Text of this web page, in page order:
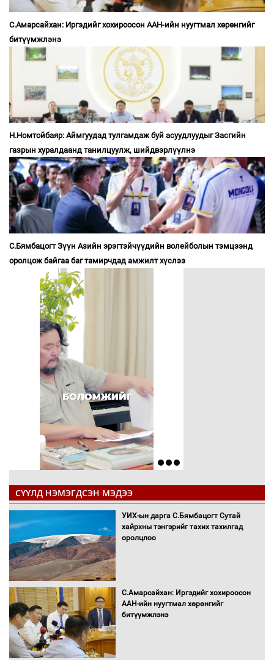
С.Амарсайхан: Иргэдийг хохироосон ААН-ийн нуугтмал хөрөнгийг
битүүмжлэнэ
Н.Номтойбаяр: Аймгуудад тулгамдаж буй асуудлуудыг Засгийн
газрын хуралдаанд танилцуулж, шийдвэрлүүлнэ
С.Бямбацогт Зүүн Азийн эрэгтэйчүүдийн волейболын тэмцээнд
оролцож байгаа баг тамирчдад амжилт хүслээ
СҮҮЛД НЭМЭГДСЭН МЭДЭЭ
УИХ-ын дарга С.Бямбацогт Сутай
хайрхны тэнгэрийг тахих тахилгад
оролцлоо
С.Амарсайхан: Иргэдийг хохироосон
ААН-ийн нуугтмал хөрөнгийг
битүүмжлэнэ